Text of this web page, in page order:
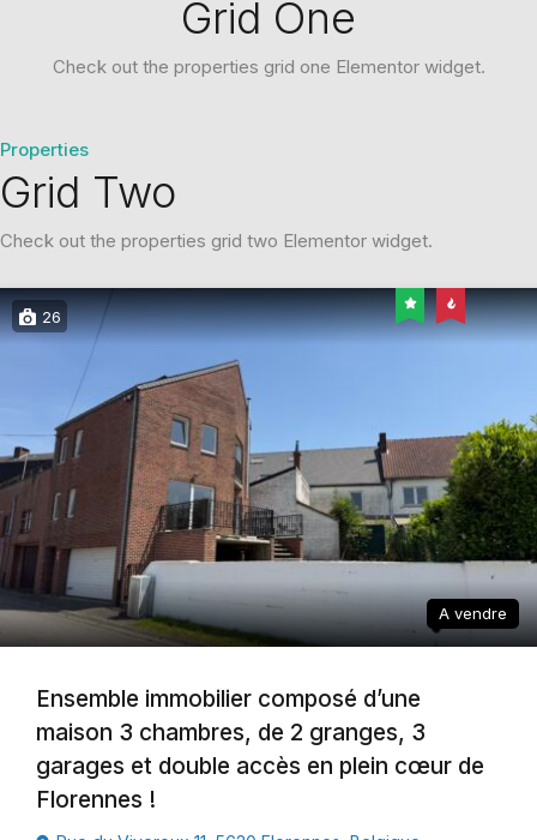
Grid One
Check out the properties grid one Elementor widget.
Properties
Grid Two
Check out the properties grid two Elementor widget.
26
A vendre
Ensemble immobilier composé d’une
maison 3 chambres, de 2 granges, 3
garages et double accès en plein cœur de
Florennes !